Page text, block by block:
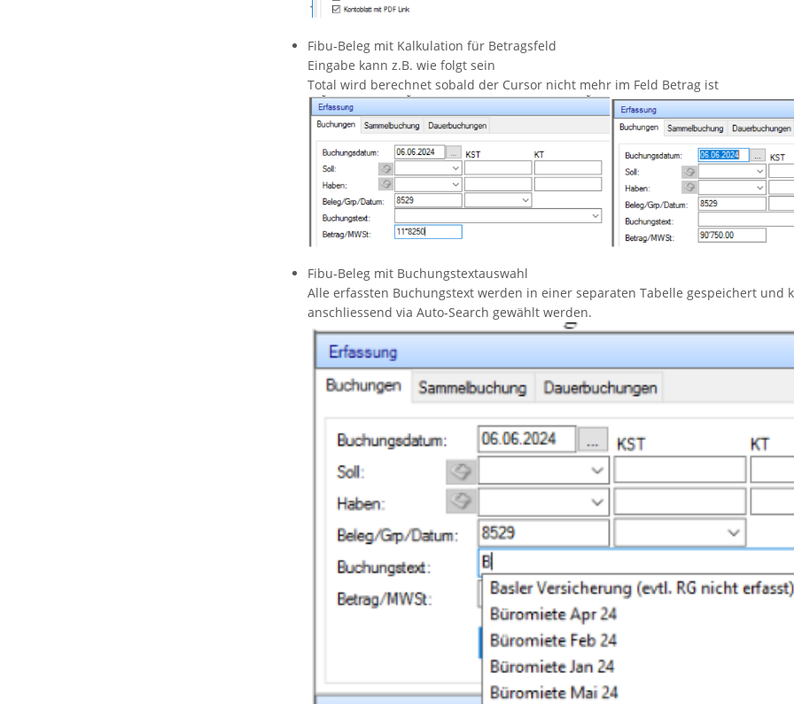
Fibu-Beleg mit Kalkulation für Betragsfeld
Eingabe kann z.B. wie folgt sein
Total wird berechnet sobald der Cursor nicht mehr im Feld Betrag ist
Fibu-Beleg mit Buchungstextauswahl
Alle erfassten Buchungstext werden in einer separaten Tabelle gespeichert und
anschliessend via Auto-Search gewählt werden.